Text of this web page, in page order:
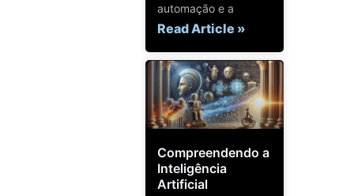
automação e a
Read Article »
Compreendendo a
Inteligência
Artificial